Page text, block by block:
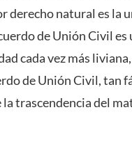
derecho natural es la
de Unión Civil
cada vez más
de Unión Civil, tan
trascendencia del